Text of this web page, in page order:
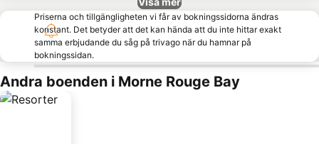
Priserna och tillgängligheten vi får av bokningssidorna ändras
konstant. Det betyder att det kan hända att du inte hittar exakt
samma erbjudande du såg på trivago när du hamnar på
bokningssidan.
Andra boenden i Morne Rouge Bay